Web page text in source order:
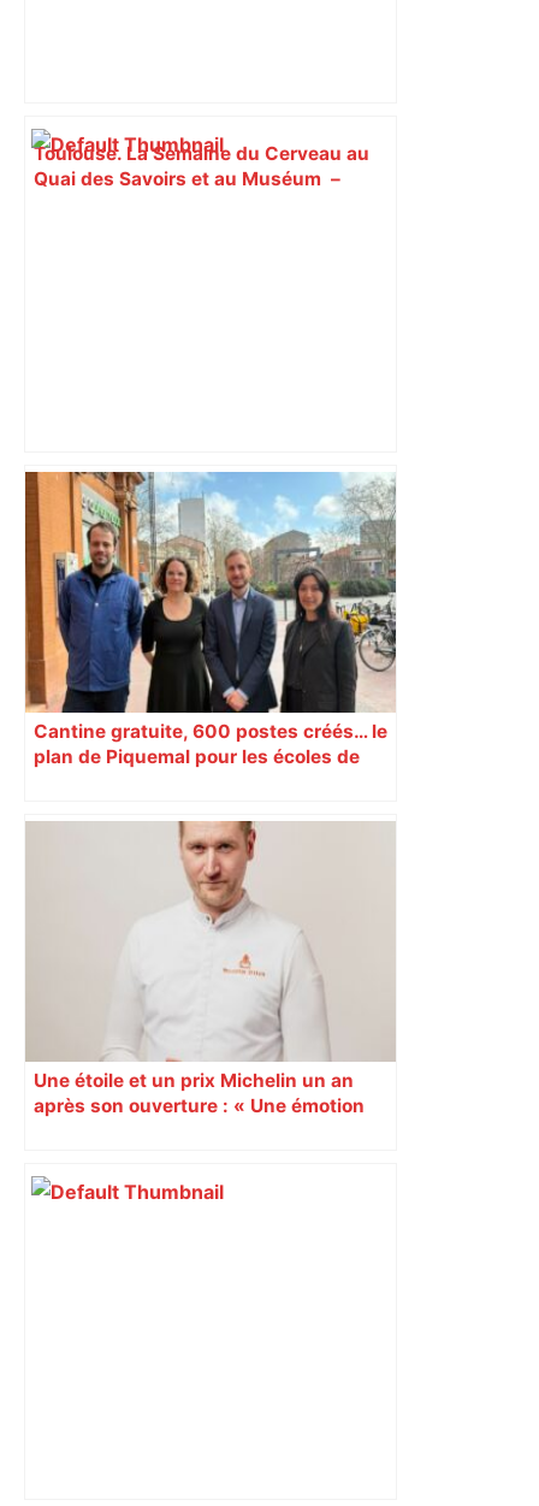
Toulouse. La Semaine du Cerveau au
Quai des Savoirs et au Muséum ​​​​​​ –
Municipales à Toulouse: un syndicat de
patrons appelle au barrage contre LFI –
RMC
Cantine gratuite, 600 postes créés… le
plan de Piquemal pour les écoles de
Une étoile et un prix Michelin un an
après son ouverture : « Une émotion